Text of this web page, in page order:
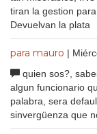
tiran la gestion
Devuelvan la plata
para mauro |
quien sos?,
algun funcionario
palabra, sera
sinvergüenza que